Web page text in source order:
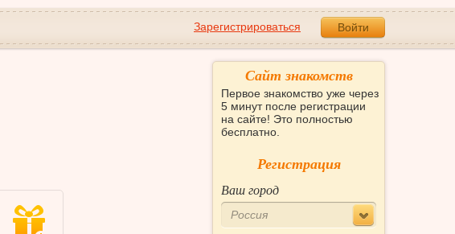
Зарегистрироваться Войти
Сайт знакомств
Первое знакомство уже через
5 минут после регистрации
на сайте! Это полностью
бесплатно.
Регистрация
Ваш город
Россия